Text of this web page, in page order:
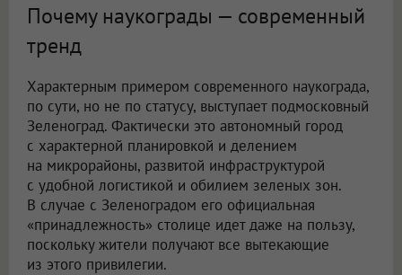
Почему наукограды — современный
тренд
Характерным примером современного наукограда,
по сути, но не по статусу, выступает подмосковный
Зеленоград. Фактически это автономный город
с характерной планировкой и делением
на микрорайоны, развитой инфраструктурой
с удобной логистикой и обилием зеленых зон.
В случае с Зеленоградом его официальная
«принадлежность» столице идет даже на пользу,
поскольку жители получают все вытекающие
из этого привилегии.